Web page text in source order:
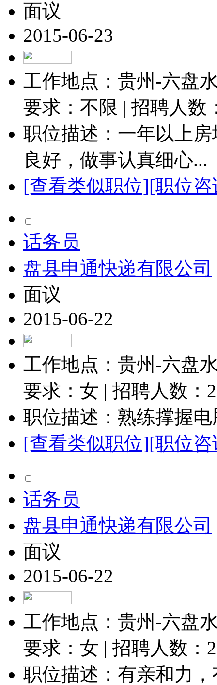
面议
2015-06-23
工作地点：贵州-六盘
要求：不限 | 招聘人数
职位描述：一年以上
良好，做事认真细心...
[查看类似职位][职位
话务员
盘县申通快递有限公司
面议
2015-06-22
工作地点：贵州-六盘
要求：女 | 招聘人数： 2
职位描述：熟练撑握
[查看类似职位][职位
话务员
盘县申通快递有限公司
面议
2015-06-22
工作地点：贵州-六盘
要求：女 | 招聘人数： 2
职位描述：有亲和力